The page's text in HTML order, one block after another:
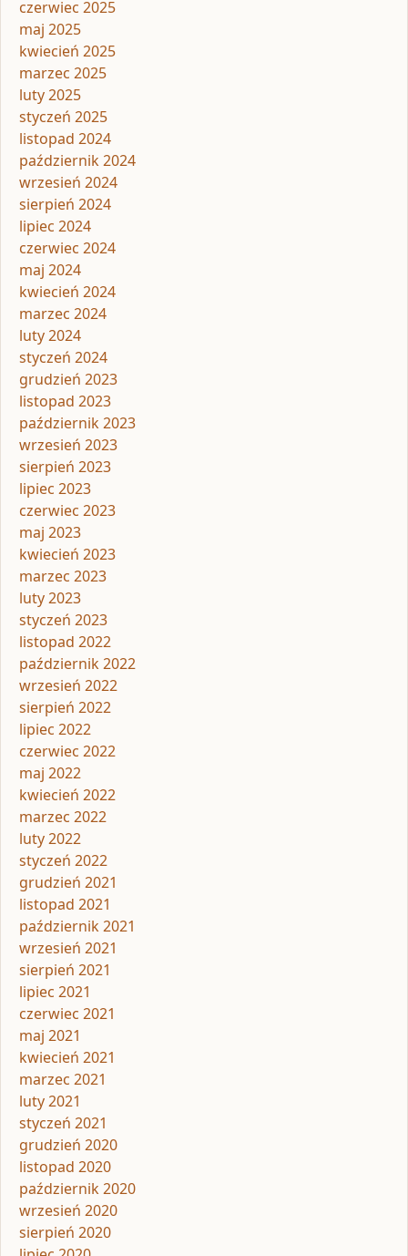
czerwiec 2025
maj 2025
kwiecień 2025
marzec 2025
luty 2025
styczeń 2025
listopad 2024
październik 2024
wrzesień 2024
sierpień 2024
lipiec 2024
czerwiec 2024
maj 2024
kwiecień 2024
marzec 2024
luty 2024
styczeń 2024
grudzień 2023
listopad 2023
październik 2023
wrzesień 2023
sierpień 2023
lipiec 2023
czerwiec 2023
maj 2023
kwiecień 2023
marzec 2023
luty 2023
styczeń 2023
listopad 2022
październik 2022
wrzesień 2022
sierpień 2022
lipiec 2022
czerwiec 2022
maj 2022
kwiecień 2022
marzec 2022
luty 2022
styczeń 2022
grudzień 2021
listopad 2021
październik 2021
wrzesień 2021
sierpień 2021
lipiec 2021
czerwiec 2021
maj 2021
kwiecień 2021
marzec 2021
luty 2021
styczeń 2021
grudzień 2020
listopad 2020
październik 2020
wrzesień 2020
sierpień 2020